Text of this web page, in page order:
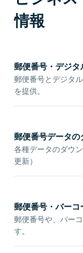
情報
郵便番号・デジ
郵便番号とデジタ
を提供。
郵便番号データの
各種データのダウ
更新）
郵便番号・バー
郵便番号や、バー
す。